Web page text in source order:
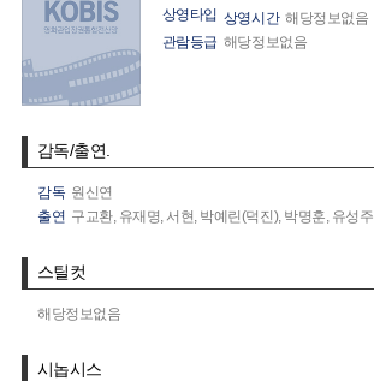
상영타입 상영시간 해당정보없음
관람등급 해당정보없음
감독/출연.
감독 원신연
출연 구교환, 유재명, 서현, 박예린(덕진), 박명훈, 유성주
스틸컷
해당정보없음
시놉시스